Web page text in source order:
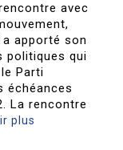
avec
a apporté son
politiques qui
Parti
échéances
La rencontre
plus